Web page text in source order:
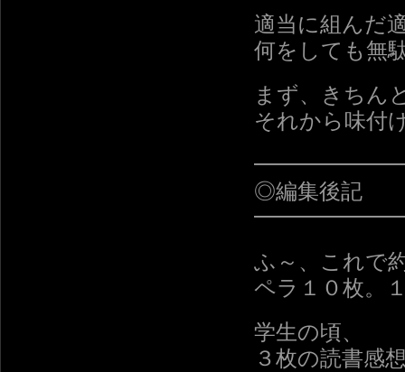
適当に組んだ
何をしても無
まず、きちん
それから味付
◎編集後記
ふ～、これで
ペラ１０枚。
学生の頃、
３枚の読書感